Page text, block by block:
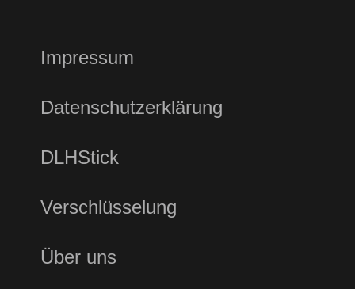
Impressum
Datenschutzerklärung
DLHStick
Verschlüsselung
Über uns